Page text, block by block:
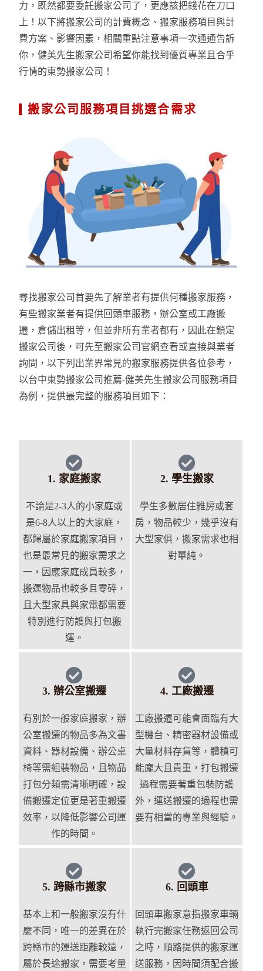
力，既然都要委託搬家公司了，更應該把錢花在刀口
上！以下將搬家公司的計費概念、搬家服務項目與計
費方案、影響因素，相關重點注意事項一次通通告訴
你，健美先生搬家公司希望你能找到優質專業且合乎
行情的東勢搬家公司！
搬家公司服務項目挑選合需求
尋找搬家公司首要先了解業者有提供何種搬家服務，
有些搬家業者有提供回頭車服務，辦公室或工廠搬
遷，倉儲出租等，但並非所有業者都有，因此在鎖定
搬家公司後，可先至搬家公司官網查看或直接與業者
詢問，以下列出業界常見的搬家服務提供各位參考，
以台中東勢搬家公司推薦-健美先生搬家公司服務項目
為例，提供最完整的服務項目如下：
1. 家庭搬家
不論是2-3人的小家庭或
是6-8人以上的大家庭，
都歸屬於家庭搬家項目，
也是最常見的搬家需求之
一，因應家庭成員較多，
搬運物品也較多且零碎，
且大型家具與家電都需要
特別進行防護與打包搬
運。
2. 學生搬家
學生多數居住雅房或套
房，物品較少，幾乎沒有
大型家俱，搬家需求也相
對單純。
3. 辦公室搬遷
有別於一般家庭搬家，辦
公室搬遷的物品多為文書
資料、器材設備、辦公桌
椅等需組裝物品，且物品
打包分類需清晰明確，設
備搬遷定位更是著重搬遷
效率，以降低影響公司運
作的時間。
4. 工廠搬遷
工廠搬遷可能會面臨有大
型機台、精密器材設備或
大量材料存貨等，體積可
能龐大且貴重，打包搬遷
過程需要著重包裝防護
外，運送搬遷的過程也需
要有相當的專業與經驗。
5. 跨縣市搬家
基本上和一般搬家沒有什
麼不同，唯一的差異在於
跨縣市的運送距離較遠，
屬於長途搬家，需要考量
6. 回頭車
回頭車搬家意指搬家車輛
執行完搬家任務返回公司
之時，順路提供的搬家運
送服務，因時間須配合搬